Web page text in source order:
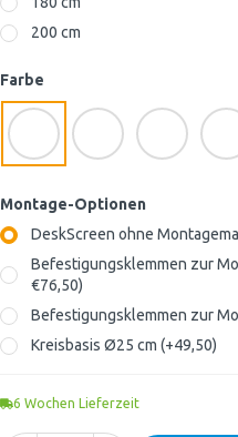
200 cm
Farbe
Montage-Optionen
DeskScreen ohne
Befestigungsklemmen zur
€76,50)
Befestigungsklemmen zur
Kreisbasis Ø25 cm (+49,50)
6 Wochen Lieferzeit